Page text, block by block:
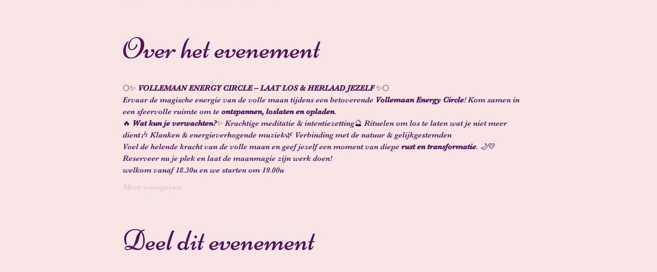
Over het evenement
🌕✨ VOLLEMAAN ENERGY CIRCLE – LAAT LOS & HERLAAD JEZELF ✨🌕
Ervaar de magische energie van de volle maan tijdens een betoverende Vollemaan Energy Circle! Kom samen in
een sfeervolle ruimte om te ontspannen, loslaten en opladen.
🔥 Wat kun je verwachten?✨ Krachtige meditatie & intentiezetting🔮 Rituelen om los te laten wat je niet meer
dient🎶 Klanken & energieverhogende muziek🌿 Verbinding met de natuur & gelijkgestemden
Voel de helende kracht van de volle maan en geef jezelf een moment van diepe rust en transformatie. 🌙💛
Reserveer nu je plek en laat de maanmagie zijn werk doen!
welkom vanaf 18.30u en we starten om 19.00u
Meer weergeven
Deel dit evenement